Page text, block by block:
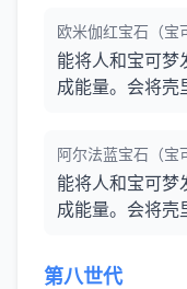
欧米伽红宝石（宝
能将人和宝可梦
成能量。会将壳
阿尔法蓝宝石（宝
能将人和宝可梦
成能量。会将壳
第八世代